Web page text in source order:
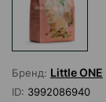
Бренд: Little ONE
ID: 3992086940